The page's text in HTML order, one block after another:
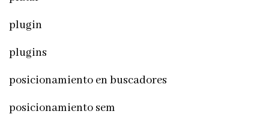
plugin
plugins
posicionamiento en buscadores
posicionamiento sem